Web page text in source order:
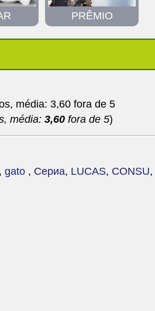
PRÊMIO
média: 3,60 fora de 5)
, gato , Сериа, LUCAS, CONSU,